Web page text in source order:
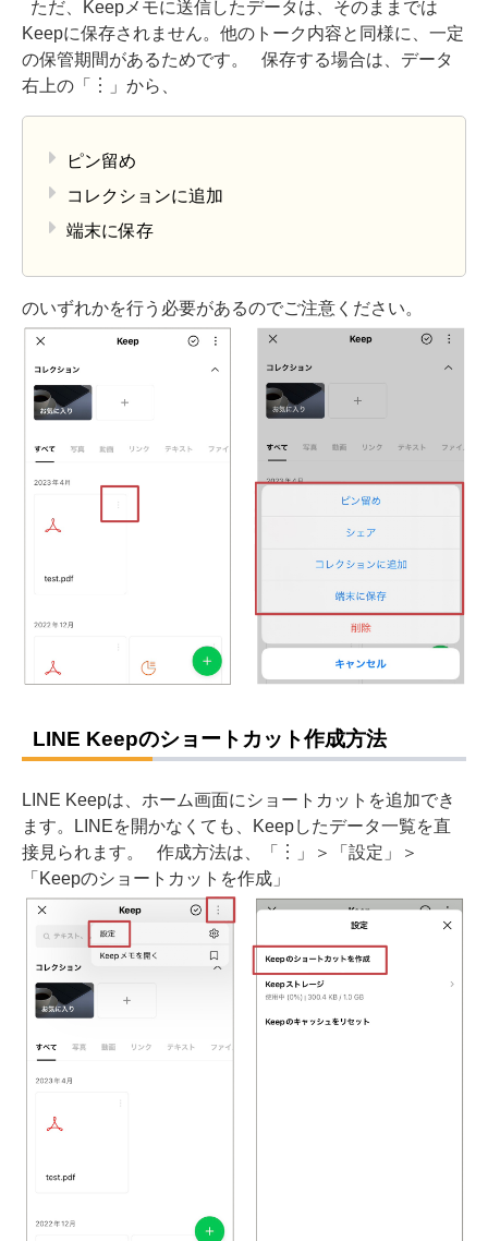
ただ、Keepメモに送信したデータは、そのままでは
Keepに保存されません。他のトーク内容と同様に、一定
の保管期間があるためです。
保存する場合は、データ
右上の「︙」から、
ピン留め
コレクションに追加
端末に保存
のいずれかを行う必要があるのでご注意ください。
LINE Keepのショートカット作成方法
LINE Keepは、ホーム画面にショートカットを追加でき
ます。LINEを開かなくても、Keepしたデータ一覧を直
接見られます。
作成方法は、「︙」＞「設定」＞
「Keepのショートカットを作成」